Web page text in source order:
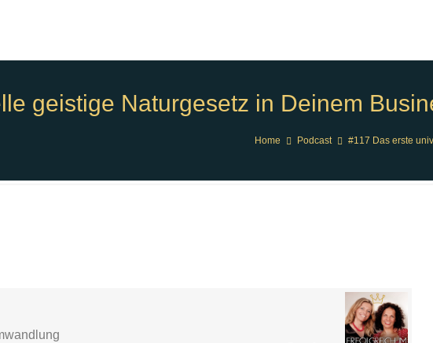
geistige Naturgesetz in Deinem
Home Podcast #117 Das erste